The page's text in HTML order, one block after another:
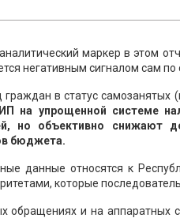
маркер в этом
негативным сигналом сам
в статус самозанятых
на упрощенной системе
но объективно снижают
бюджета.
данные относятся к
которые
обращениях и на аппаратных